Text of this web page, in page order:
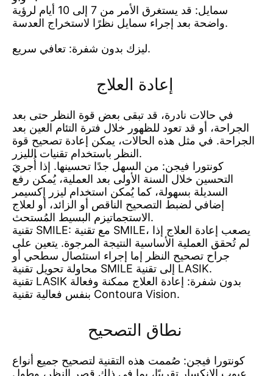
سمايل: قد يستغرق الأمر من 7 إلى 10 أيام لرؤية
واضحة بعد إجراء سمايل نظرًا لاستخراج العدسة.
ليزك بدون شفرة: تعافي سريع.
إعادة العلاج
في حالات نادرة، قد تبقى بعض قوة النظر حتى بعد
الجراحة، أو قد تعود للظهور خلال فترة التئام العين بعد
الجراحة. في مثل هذه الحالات، يمكن إعادة تصحيح قوة
النظر باستخدام تقنيات الليزر.
كونتورا فيجن: من السهل جدًا تحسينها. إذا أُجريَ
التحسين خلال السنة الأولى بعد العملية، يُمكن رفع
السديلة بسهولة، كما يُمكن استخدام ليزر إكسيمر
إضافي لضبط التصحيح الناقص أو الزائد، أو لعلاج
الاستجماتيزم البسيط المُستحث.
تقنية SMILE: مع تقنية SMILE، يصعب إعادة العلاج إذا
لم تُحقق العملية الأساسية النتيجة المرجوة. يتعين على
جراح تصحيح النظر إما إجراء استئصال سطحي أو
محاولة تحويل تقنية SMILE إلى تقنية LASIK.
تقنية LASIK بدون شفرة: إعادة العلاج ممكنة وفعالة
بنفس فعالية تقنية Contoura Vision.
نطاق التصحيح
كونتورا فيجن: صُممت هذه التقنية لتصحيح جميع أنواع
عيوب الانكسار تقريبًا، بما في ذلك قصر النظر، وطول